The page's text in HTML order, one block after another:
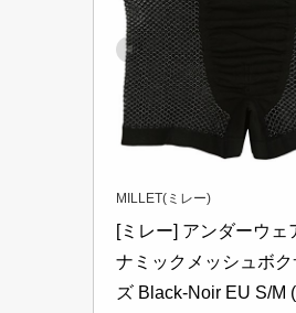
MILLET(ミレー)
[ミレー] アンダーウェ
ナミックメッシュボ
ズ Black-Noir EU S/M